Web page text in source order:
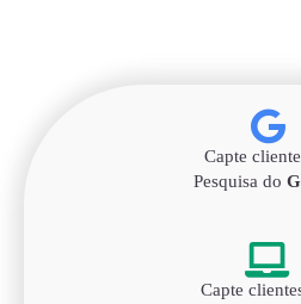
Capte
Pesquisa do
Capte